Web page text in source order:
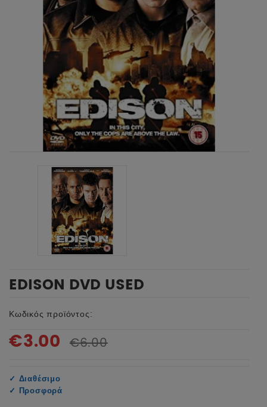
EDISON DVD USED
Κωδικός προϊόντος:
€3.00 €6.00
✓ Διαθέσιμο
✓ Προσφορά